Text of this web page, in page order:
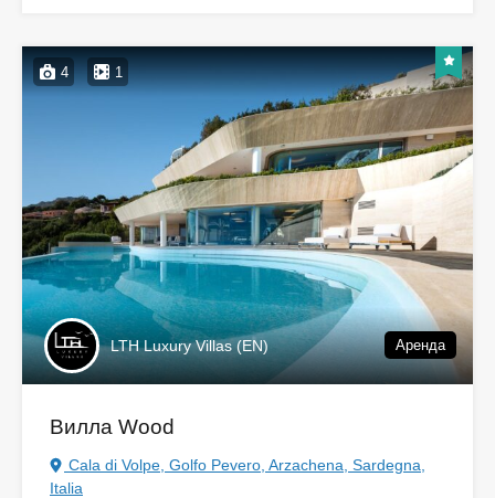
4 1
LTH Luxury Villas (EN) Аренда
Вилла Wood
Cala di Volpe, Golfo Pevero, Arzachena, Sardegna,
Italia